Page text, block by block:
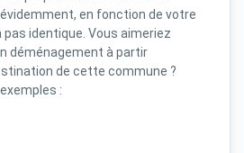
en fonction de votre
identique. Vous aimeriez
déménagement à partir
de cette commune ?
: